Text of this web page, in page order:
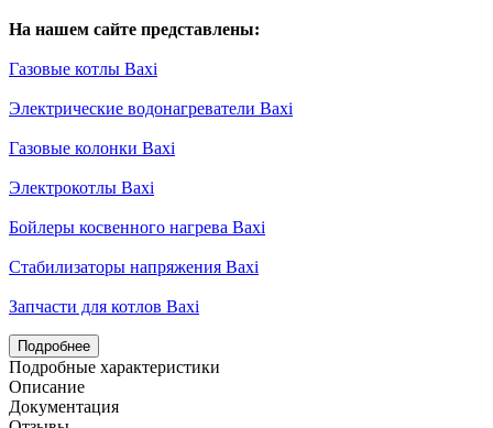
На нашем сайте представлены:
Газовые котлы Baxi
Электрические водонагреватели Baxi
Газовые колонки Baxi
Электрокотлы Baxi
Бойлеры косвенного нагрева Baxi
Стабилизаторы напряжения Baxi
Запчасти для котлов Baxi
Подробнее
Подробные характеристики
Описание
Документация